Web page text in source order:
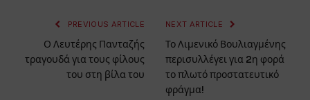
PREVIOUS ARTICLE
Ο Λευτέρης Πανταζής
τραγουδά για τους φίλους
του στη βίλα του
NEXT ARTICLE
Το Λιμενικό Βουλιαγμένης
περισυλλέγει για 2η φορά
το πλωτό προστατευτικό
φράγμα!